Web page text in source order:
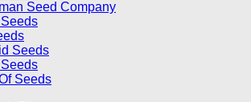
Seed Company
Seeds
Seeds